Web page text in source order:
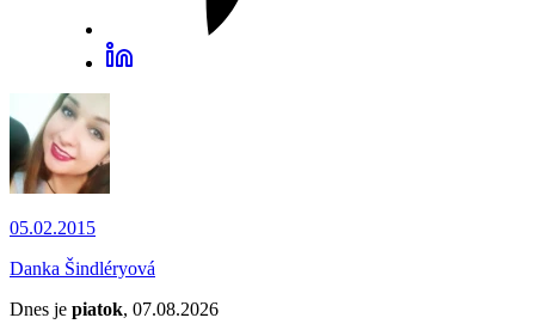
05.02.2015
Danka Šindléryová
Dnes je piatok, 07.08.2026